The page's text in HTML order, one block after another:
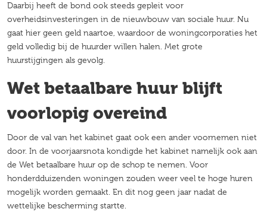
Daarbij heeft de bond ook steeds gepleit voor
overheidsinvesteringen in de nieuwbouw van sociale huur. Nu
gaat hier geen geld naartoe, waardoor de woningcorporaties het
geld volledig bij de huurder willen halen. Met grote
huurstijgingen als gevolg.
Wet betaalbare huur blijft
voorlopig overeind
Door de val van het kabinet gaat ook een ander voornemen niet
door. In de voorjaarsnota kondigde het kabinet namelijk ook aan
de Wet betaalbare huur op de schop te nemen. Voor
honderdduizenden woningen zouden weer veel te hoge huren
mogelijk worden gemaakt. En dit nog geen jaar nadat de
wettelijke bescherming startte.